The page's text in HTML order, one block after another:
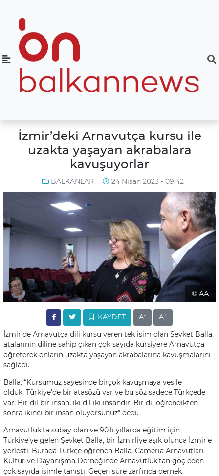
İzmir’deki Arnavutça kursu ile
uzakta yaşayan akrabalara
kavuşuyorlar
BALKANLAR 24 Nisan 2023 - 09:42
© AA
KAYDET A- A+
İzmir’de Arnavutça dili kursu veren tek isim olan Şevket Balla,
atalarının diline sahip çıkan çok sayıda kursiyere Arnavutça
öğreterek onların uzakta yaşayan akrabalarına kavuşmalarını
sağladı.
Balla, “Kursumuz sayesinde birçok kavuşmaya vesile
olduk. Türkiye’de bir atasözü var ve bu söz sadece Türkçede
var. Bir dil bir insan, iki dil iki insandır. Bir dil öğrendikten
sonra ikinci bir insan oluyorsunuz” dedi.
Arnavutluk’ta subay olan ve 90’lı yıllarda eğitim için
Türkiye’ye gelen Şevket Balla, bir İzmirliye aşık olunca İzmir’e
yerleşti. Burada Türkçe öğrenen Balla, Çameria Arnavutları
Kültür ve Dayanışma Derneğinde Arnavutluk’tan göç eden
çok sayıda isimle tanıştı. Geçen süre zarfında dernek